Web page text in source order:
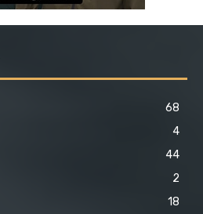
68
4
44
2
18